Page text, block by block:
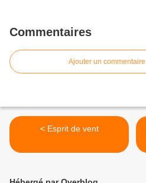
Commentaires
Ajouter un commentaire
< Esprit de vent